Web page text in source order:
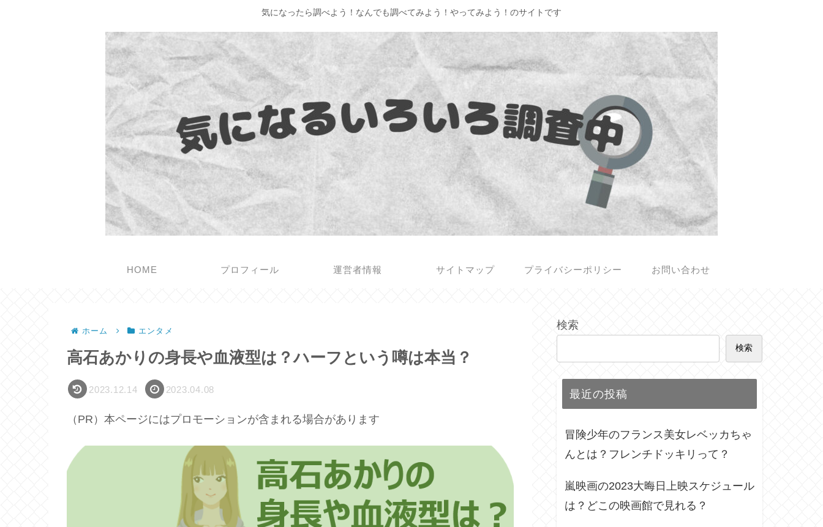
気になったら調べよう！なんでも調べてみよう！やってみよう！のサイトです
HOME プロフィール 運営者情報 サイトマップ プライバシーポリシー お問い合わせ
ホーム エンタメ
高石あかりの身長や血液型は？ハーフという噂は本当？
2023.12.14 2023.04.08
（PR）本ページにはプロモーションが含まれる場合があります
検索
検索
最近の投稿
冒険少年のフランス美女レベッカちゃ
んとは？フレンチドッキリって？
嵐映画の2023大晦日上映スケジュール
は？どこの映画館で見れる？